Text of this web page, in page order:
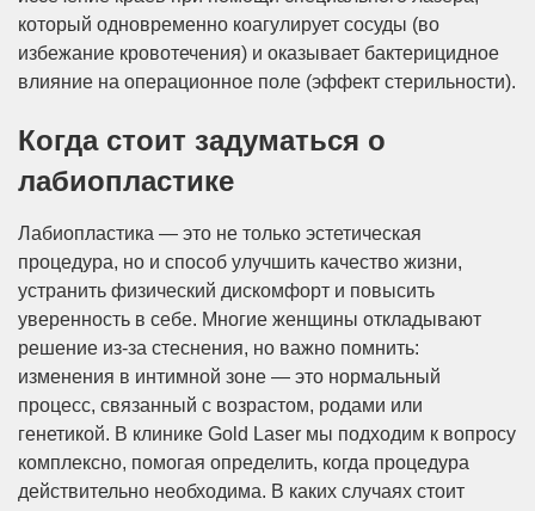
который одновременно коагулирует сосуды (во
избежание кровотечения) и оказывает бактерицидное
влияние на операционное поле (эффект стерильности).
Когда стоит задуматься о
лабиопластике
Лабиопластика — это не только эстетическая
процедура, но и способ улучшить качество жизни,
устранить физический дискомфорт и повысить
уверенность в себе. Многие женщины откладывают
решение из-за стеснения, но важно помнить:
изменения в интимной зоне — это нормальный
процесс, связанный с возрастом, родами или
генетикой. В клинике Gold Laser мы подходим к вопросу
комплексно, помогая определить, когда процедура
действительно необходима. В каких случаях стоит